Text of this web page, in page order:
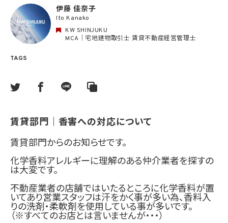
TAGS
伊藤 佳奈子
Ito Kanako
KW SHINJUKU
MCA｜宅地建物取引士 賃貸不動産経営管理士
賃貸部門｜香害への対応について
賃貸部門からのお知らせです。
化学香料アレルギーに理解のある仲介業者を探すの
は大変です。
不動産業者の店舗ではいたるところに化学香料が置
いてあり営業スタッフは汗をかく事が多い為、香料入
りの洗剤・柔軟剤を使用している事が多いです。
（※すべてのお店とは言いませんが・・・）